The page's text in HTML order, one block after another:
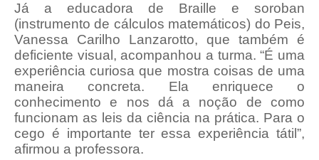
Já a educadora de Braille e soroban
(instrumento de cálculos matemáticos) do Peis,
Vanessa Carilho Lanzarotto, que também é
deficiente visual, acompanhou a turma. “É uma
experiência curiosa que mostra coisas de uma
maneira concreta. Ela enriquece o
conhecimento e nos dá a noção de como
funcionam as leis da ciência na prática. Para o
cego é importante ter essa experiência tátil”,
afirmou a professora.